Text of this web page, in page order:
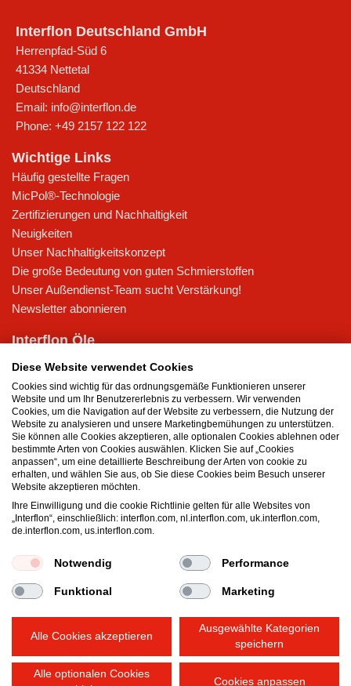
Interflon Deutschland GmbH
Herrenpfad-Süd 6
41334 Nettetal
Deutschland
Email: info@interflon.de
Phone: +49 2157 122 122
Wichtige Links
Häufig gestellte Fragen
MicPol®-Technologie
Zertifizierungen und Nachhaltigkeit
Neuigkeiten
Unser Nachhaltigkeitskonzept
Die große Bedeutung von guten Schmierstoffen
Unser Außendienst-Team sucht Verstärkung!
Newsletter abonnieren
Interflon Öle
Schmieröl für pneumatische Geräte
Schmierstoffe für Getriebe
Ölsprays
Interflon Fette
Hitzebeständige Fette
Schmierfett für extreme Drücke
Schmierfett für niedrige Temperaturen
Wasserbeständiges Fett
Allgemeine Geschäftsbedingungen
Datenschutzerklärung
Impressum
Cookie-Richtlinien
Diese Website verwendet Cookies
Cookies sind wichtig für das ordnungsgemäße Funktionieren unserer
Website und um Ihr Benutzererlebnis zu verbessern. Wir verwenden
Cookies, um die Navigation auf der Website zu verbessern, die Nutzung der
Website zu analysieren und unsere Marketingbemühungen zu unterstützen.
Sie können alle Cookies akzeptieren, alle optionalen Cookies ablehnen oder
bestimmte Arten von Cookies auswählen. Klicken Sie auf „Cookies
anpassen“, um eine detaillierte Beschreibung der Arten von cookie zu
erhalten, und wählen Sie aus, ob Sie diese Cookies beim Besuch unserer
Website akzeptieren möchten.
Ihre Einwilligung und die cookie Richtlinie gelten für alle Websites von
„Interflon“, einschließlich: interflon.com, nl.interflon.com, uk.interflon.com,
de.interflon.com, us.interflon.com.
Notwendig Performance
Funktional Marketing
Alle Cookies akzeptieren
Ausgewählte Kategorien
speichern
Alle optionalen Cookies
Cookies anpassen
Hallo! Wie können wir Ihnen helfen?